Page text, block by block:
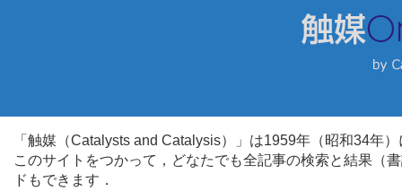
「触媒（Catalysts and Catalysis）」は1959年（昭和34年
このサイトをつかって，どなたでも全記事の検索と結果（
ドもできます．